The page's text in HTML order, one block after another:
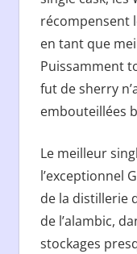
récompensent
en tant que
Puissamment
fut de sherry
embouteillées
Le meilleur
l’exceptionnel
de la distillerie
de l’alambic,
stockages